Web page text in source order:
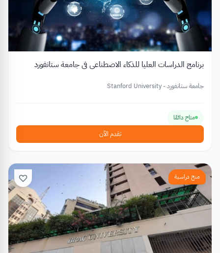
برنامج الدراسات العليا للذكاء الاصطناعي في جامعة ستانفورد
جامعة ستانفورد - Stanford University
متاح دائمًا
تقدم الآن
منح دراسية